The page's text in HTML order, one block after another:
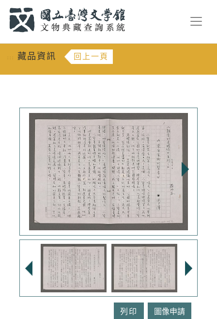
::: 藏品資訊 回上一頁
列印